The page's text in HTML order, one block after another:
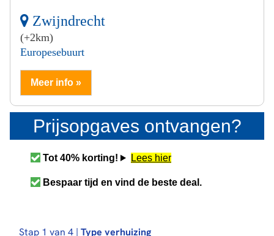
Zwijndrecht
(+2km)
Europesebuurt
Meer info »
Prijsopgaves ontvangen?
Tot 40% korting! Lees hier
Bespaar tijd en vind de beste deal.